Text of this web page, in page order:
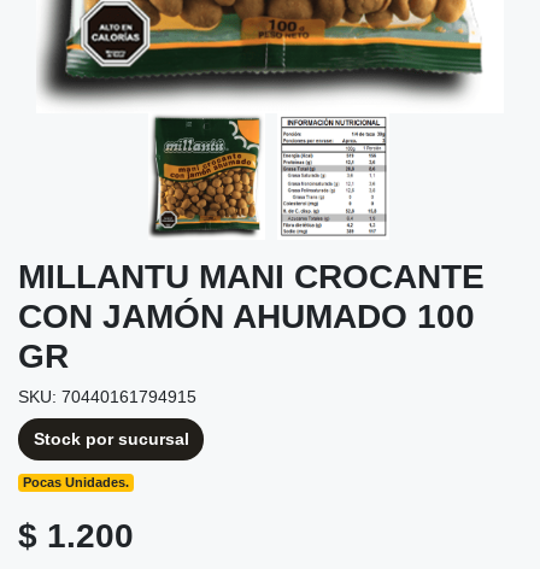
MILLANTU MANI CROCANTE
CON JAMÓN AHUMADO 100
GR
SKU: 70440161794915
Stock por sucursal
Pocas Unidades.
$ 1.200